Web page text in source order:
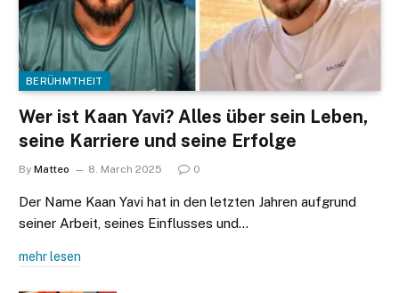
BERÜHMTHEIT
Wer ist Kaan Yavi? Alles über sein Leben,
seine Karriere und seine Erfolge
By Matteo 8. March 2025 0
Der Name Kaan Yavi hat in den letzten Jahren aufgrund
seiner Arbeit, seines Einflusses und…
mehr lesen